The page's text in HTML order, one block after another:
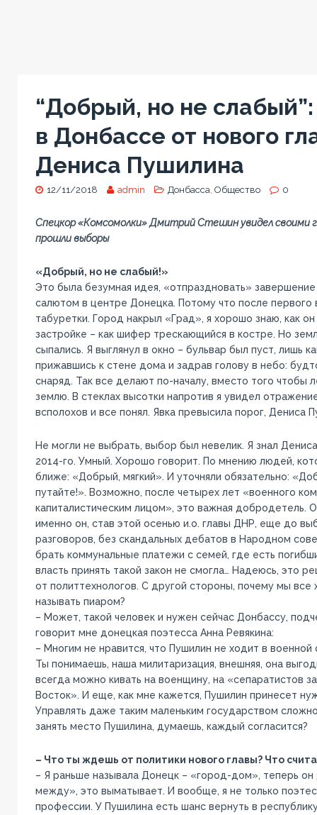
“Добрый, но не
в Донбассе от нового
Дениса Пушилина
12/11/2018 admin Донбасса Общество 0
Спецкор «Комсомолки» Дмитрий Стешин увидел своими
прошли выборы
«Добрый, но не слабый!»
Это была безумная идея, «отпраздновать»
салютом в центре Донецка. Потому что после первого
табуретки. Город накрыл «Град», я хорошо знаю, как он
застройке – как шифер трескающийся в костре. Но
сыпались. Я выглянул в окно – бульвар был пуст, лишь
прижавшись к стене дома и задрав голову в небо:
снаряд. Так все делают по-началу, вместо того чтобы
землю. В стеклах высотки напротив я увидел
всполохов и все понял. Явка превысила порог, Дениса
Не могли не выбрать, выбор был невелик. Я знал
2014-го. Умный. Хорошо говорит. По мнению людей,
ближе: «Добрый, мягкий». И уточняли обязательно:
путайте!». Возможно, после четырех лет «военного
капиталистическим лицом», это важная добродетель.
именно он, став этой осенью и.о. главы ДНР, еще до
разговоров, без скандальных дебатов в Народном
брать коммунальные платежи с семей, где есть
власть принять такой закон не смогла… Надеюсь, это
от политтехнологов. С другой стороны, почему мы
называть пиаром?
– Может, такой человек и нужен сейчас Донбассу,
говорит мне донецкая поэтесса Анна Ревякина:
– Многим не нравится, что Пушилин не ходит в
Ты понимаешь, наша милитаризация, внешняя, она
всегда можно кивать на военщину, на «сепаратистов
Восток». И еще, как мне кажется, Пушилин принесет
Управлять даже таким маленьким государством
занять место Пушилина, думаешь, каждый согласится?
– Что ты ждешь от политики нового главы? Что
– Я раньше называла Донецк – «город-дом», теперь
между», это выматывает. И вообще, я не только
профессии. У Пушилина есть шанс вернуть в